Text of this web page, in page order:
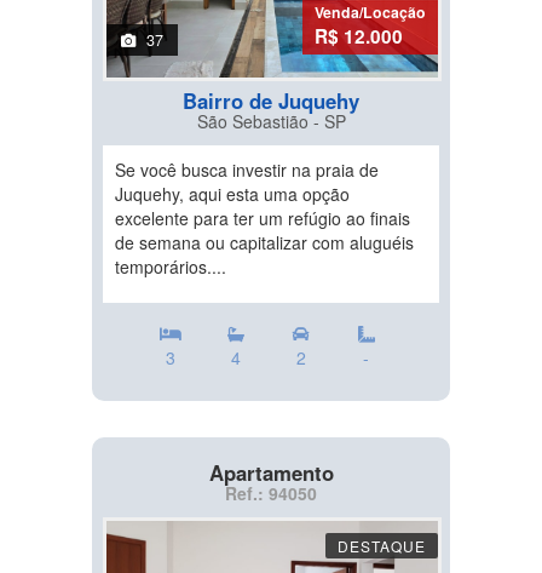
37
Venda/Locação
R$ 12.000
Bairro de Juquehy
São Sebastião - SP
Se você busca investir na praia de
Juquehy, aqui esta uma opção
excelente para ter um refúgio ao finais
de semana ou capitalizar com aluguéis
temporários....
3 4 2 -
Apartamento
Ref.: 94050
DESTAQUE